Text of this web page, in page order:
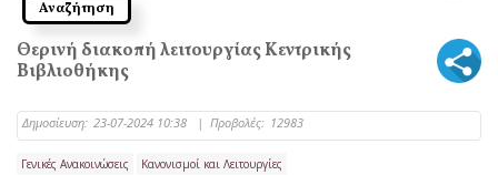
Θερινή διακοπή λειτουργίας Κεντρικής
Βιβλιοθήκης
Δημοσίευση: 23-07-2024 10:38 | Προβολές: 12983
Γενικές Ανακοινώσεις Κανονισμοί και Λειτουργίες